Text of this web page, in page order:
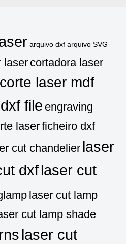
arquivo dxf arquivo SVG
laser cortadora laser
corte laser mdf
dxf file engraving
laserficheiro dxf
cut chandelier laser
dxflaser cut
laser cut lamp
cut lamp shade
laser cut